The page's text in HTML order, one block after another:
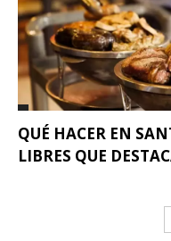
QUÉ HACER EN
LIBRES QUE